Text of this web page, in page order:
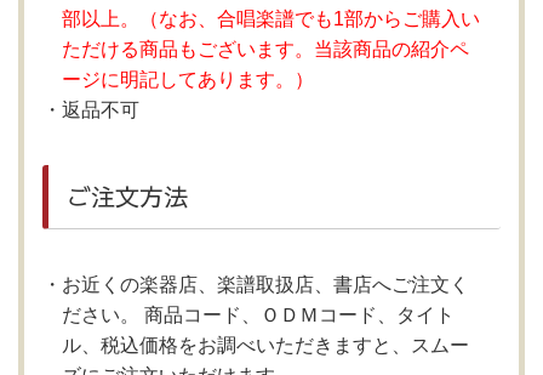
部以上。（なお、合唱楽譜でも1部からご購入い
ただける商品もございます。当該商品の紹介ペ
ージに明記してあります。）
返品不可
ご注文方法
お近くの楽器店、楽譜取扱店、書店へご注文く
ださい。 商品コード、ＯＤＭコード、タイト
ル、税込価格をお調べいただきますと、スムー